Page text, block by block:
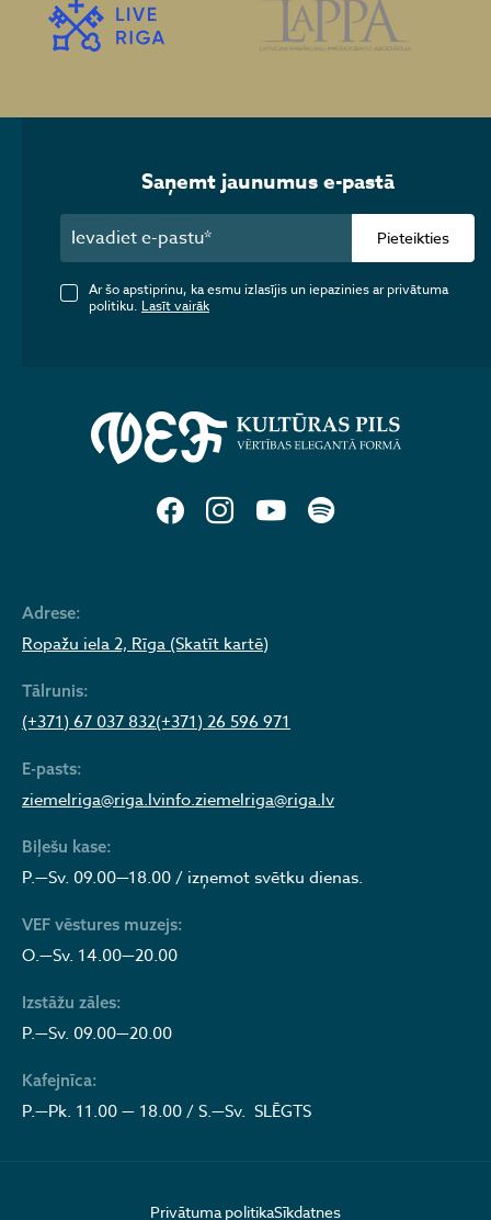
Adrese:
Ropažu iela 2, Rīga (Skatīt kartē)
Tālrunis:
(+371) 67 037 832(+371) 26 596 971
E-pasts:
ziemelriga@riga.lvinfo.ziemelriga@riga.lv
Biļešu kase:
P.—Sv. 09.00—18.00 / izņemot svētku dienas.
VEF vēstures muzejs:
O.—Sv. 14.00—20.00
Izstāžu zāles:
P.—Sv. 09.00—20.00
Kafejnīca:
P.—Pk. 11.00 — 18.00 / S.—Sv. SLĒGTS
Saņemt jaunumus e-pastā
Pieteikties
Ar šo apstiprinu, ka esmu izlasījis un iepazinies ar privātuma
politiku. Lasīt vairāk
Privātuma politikaSīkdatnes